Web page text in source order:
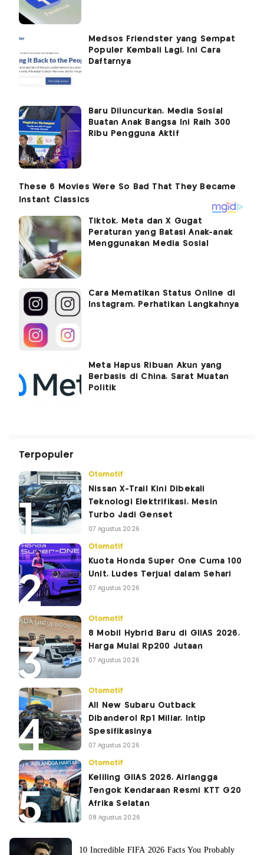
Medsos Friendster yang Sempat
Populer Kembali Lagi, Ini Cara
Daftarnya
Baru Diluncurkan, Media Sosial
Buatan Anak Bangsa Ini Raih 300
Ribu Pengguna Aktif
Tiktok, Meta dan X Gugat
Peraturan yang Batasi Anak-anak
Menggunakan Media Sosial
Cara Mematikan Status Online di
Instagram, Perhatikan Langkahnya
Meta Hapus Ribuan Akun yang
Berbasis di China, Sarat Muatan
Politik
Terpopuler
Otomotif
Nissan X-Trail Kini Dibekali
Teknologi Elektrifikasi, Mesin
Turbo Jadi Genset
07 Agustus 2026
Otomotif
Kuota Honda Super One Cuma 100
Unit, Ludes Terjual dalam Sehari
07 Agustus 2026
Otomotif
8 Mobil Hybrid Baru di GIIAS 2026,
Harga Mulai Rp200 Jutaan
07 Agustus 2026
Otomotif
All New Subaru Outback
Dibanderol Rp1 Miliar, Intip
Spesifikasinya
07 Agustus 2026
Otomotif
Keliling GIIAS 2026, Airlangga
Tengok Kendaraan Resmi KTT G20
Afrika Selatan
08 Agustus 2026